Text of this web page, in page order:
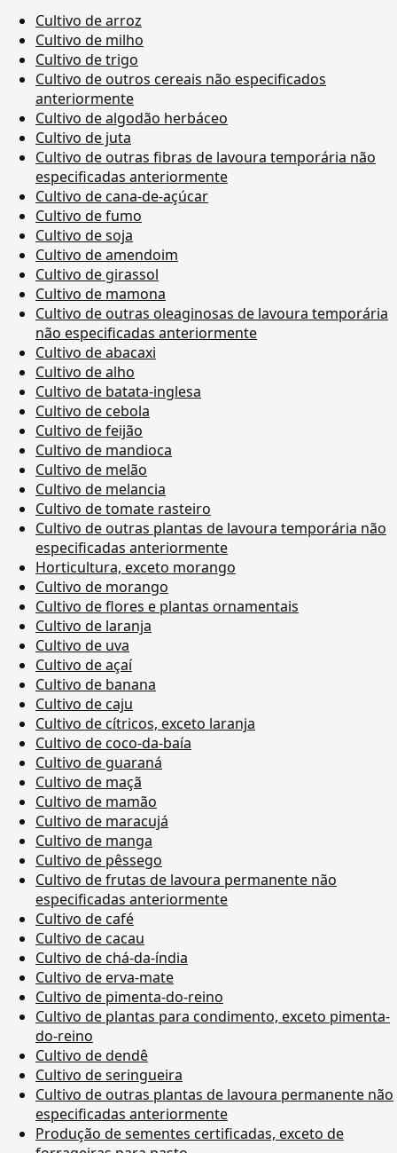
Cultivo de arroz
Cultivo de milho
Cultivo de trigo
Cultivo de outros cereais não especificados
anteriormente
Cultivo de algodão herbáceo
Cultivo de juta
Cultivo de outras fibras de lavoura temporária não
especificadas anteriormente
Cultivo de cana-de-açúcar
Cultivo de fumo
Cultivo de soja
Cultivo de amendoim
Cultivo de girassol
Cultivo de mamona
Cultivo de outras oleaginosas de lavoura temporária
não especificadas anteriormente
Cultivo de abacaxi
Cultivo de alho
Cultivo de batata-inglesa
Cultivo de cebola
Cultivo de feijão
Cultivo de mandioca
Cultivo de melão
Cultivo de melancia
Cultivo de tomate rasteiro
Cultivo de outras plantas de lavoura temporária não
especificadas anteriormente
Horticultura, exceto morango
Cultivo de morango
Cultivo de flores e plantas ornamentais
Cultivo de laranja
Cultivo de uva
Cultivo de açaí
Cultivo de banana
Cultivo de caju
Cultivo de cítricos, exceto laranja
Cultivo de coco-da-baía
Cultivo de guaraná
Cultivo de maçã
Cultivo de mamão
Cultivo de maracujá
Cultivo de manga
Cultivo de pêssego
Cultivo de frutas de lavoura permanente não
especificadas anteriormente
Cultivo de café
Cultivo de cacau
Cultivo de chá-da-índia
Cultivo de erva-mate
Cultivo de pimenta-do-reino
Cultivo de plantas para condimento, exceto pimenta-
do-reino
Cultivo de dendê
Cultivo de seringueira
Cultivo de outras plantas de lavoura permanente não
especificadas anteriormente
Produção de sementes certificadas, exceto de